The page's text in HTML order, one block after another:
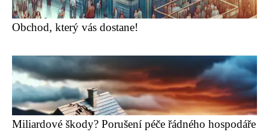
Obchod, který vás dostane!
Miliardové škody? Porušení péče řádného hospodáře